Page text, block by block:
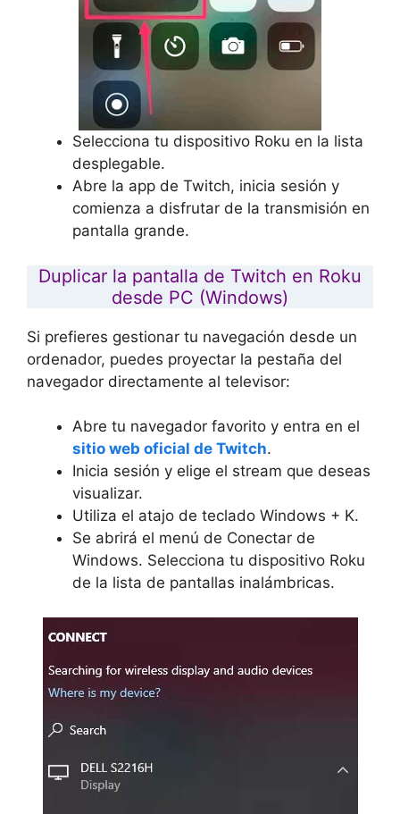
Selecciona tu dispositivo Roku en la lista
desplegable.
Abre la app de Twitch, inicia sesión y
comienza a disfrutar de la transmisión en
pantalla grande.
Duplicar la pantalla de Twitch en Roku
desde PC (Windows)
Si prefieres gestionar tu navegación desde un
ordenador, puedes proyectar la pestaña del
navegador directamente al televisor:
Abre tu navegador favorito y entra en el
sitio web oficial de Twitch.
Inicia sesión y elige el stream que deseas
visualizar.
Utiliza el atajo de teclado Windows + K.
Se abrirá el menú de Conectar de
Windows. Selecciona tu dispositivo Roku
de la lista de pantallas inalámbricas.